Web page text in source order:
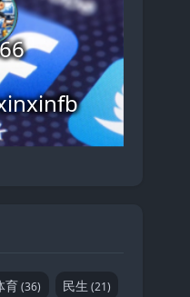
育(36) 民生 (21)